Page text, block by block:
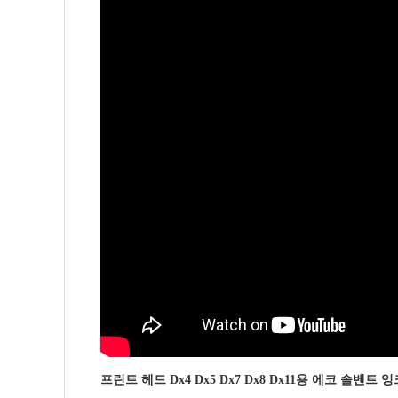
프린트 헤드 Dx4 Dx5 Dx7 Dx8 Dx11용 에코 솔벤트 잉